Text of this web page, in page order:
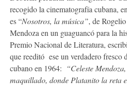
recogido la cinematografía cubana,
es “Nosotros, la música”, de
Mendoza en un guaguancó para la
Premio Nacional de Literatura,
que reeditó ese un verdadero fresco
cubano en 1964: “Celeste
maquillado, donde Platanito la reta